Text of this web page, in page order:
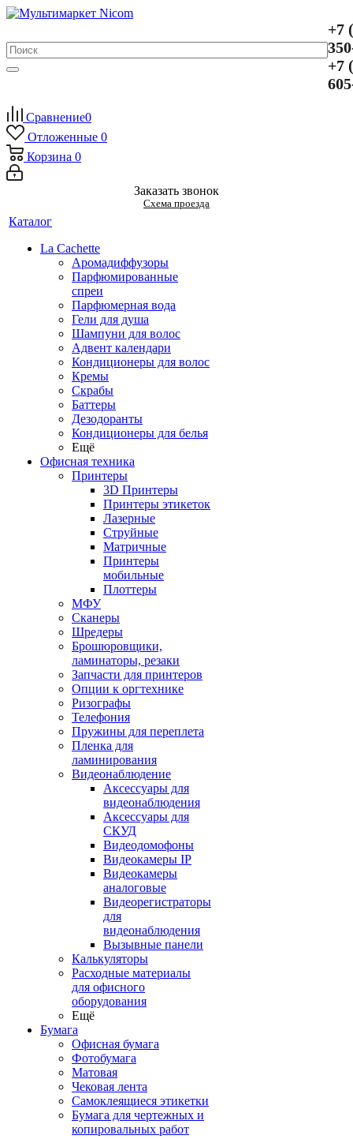
+7
+7
Сравнение0
Отложенные 0
Корзина 0
Заказать звонок
Схема проезда
Каталог
La Cachette
Аромадиффузоры
Парфюмированные
спреи
Парфюмерная вода
Гели для душа
Шампуни для волос
Адвент календари
Кондиционеры для волос
Кремы
Скрабы
Баттеры
Дезодоранты
Кондиционеры для белья
Ещё
Офисная техника
Принтеры
3D Принтеры
Принтеры этикеток
Лазерные
Струйные
Матричные
Принтеры
мобильные
Плоттеры
МФУ
Сканеры
Шредеры
Брошюровщики,
ламинаторы, резаки
Запчасти для принтеров
Опции к оргтехнике
Ризографы
Телефония
Пружины для переплета
Пленка для
ламинирования
Видеонаблюдение
Аксессуары для
видеонаблюдения
Аксессуары для
СКУД
Видеодомофоны
Видеокамеры IP
Видеокамеры
аналоговые
Видеорегистраторы
для
видеонаблюдения
Вызывные панели
Калькуляторы
Расходные материалы
для офисного
оборудования
Ещё
Бумага
Офисная бумага
Фотобумага
Матовая
Чековая лента
Самоклеящиеся этикетки
Бумага для чертежных и
копировальных работ